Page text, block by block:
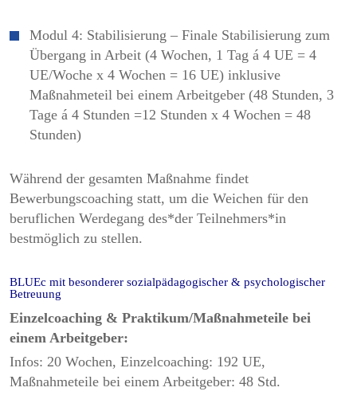
Modul 4: Stabilisierung – Finale Stabilisierung zum
Übergang in Arbeit (4 Wochen, 1 Tag á 4 UE = 4
UE/Woche x 4 Wochen = 16 UE) inklusive
Maßnahmeteil bei einem Arbeitgeber (48 Stunden, 3
Tage á 4 Stunden =12 Stunden x 4 Wochen = 48
Stunden)
Während der gesamten Maßnahme findet
Bewerbungscoaching statt, um die Weichen für den
beruflichen Werdegang des*der Teilnehmers*in
bestmöglich zu stellen.
BLUEc mit besonderer sozialpädagogischer & psychologischer
Betreuung
Einzelcoaching & Praktikum/Maßnahmeteile bei
einem Arbeitgeber:
Infos: 20 Wochen, Einzelcoaching: 192 UE,
Maßnahmeteile bei einem Arbeitgeber: 48 Std.